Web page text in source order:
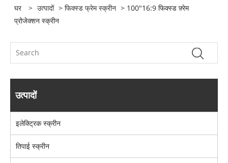
घर > उत्पादों >फिक्स्ड फ्रेम स्क्रीन > 100"16:9 फिक्स्ड फ़्रेम
प्रोजेक्शन स्क्रीन
उत्पादों
इलेक्ट्रिक स्क्रीन
तिपाई स्क्रीन